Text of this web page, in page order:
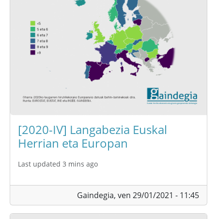
[2020-IV] Langabezia Euskal
Herrian eta Europan
Last updated 3 mins ago
Gaindegia, ven 29/01/2021 - 11:45